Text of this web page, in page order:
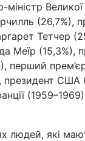
Великої
(26,7%),
Тетчер
Меїр (15,3%),
перший
президент США
людей, які